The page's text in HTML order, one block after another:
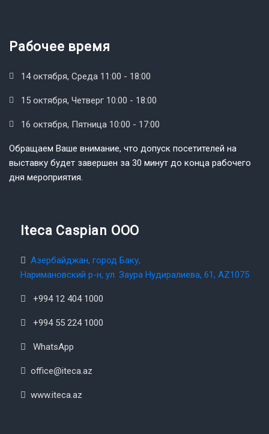
Рабочее время
14 октября, Среда 11:00 - 18:00
15 октября, Четверг 10:00 - 18:00
16 октября, Пятница 10:00 - 17:00
Обращаем Ваше внимание, что допуск посетителей на
выставку будет завершен за 30 минут до конца рабочего
дня мероприятия.
Iteca Caspian OOO
Азербайджан, город Баку,
Наримановский р-н, ул. Заура Нудиралиева, 61, AZ1075
+994 12 404 1000
+994 55 224 1000
WhatsApp
office@iteca.az
www.iteca.az